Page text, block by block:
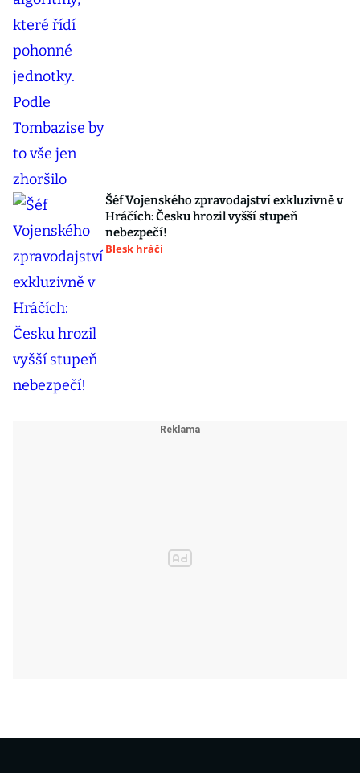
Šéf Vojenského zpravodajství exkluzivně v
Hráčích: Česku hrozil vyšší stupeň
nebezpečí!
Blesk hráči